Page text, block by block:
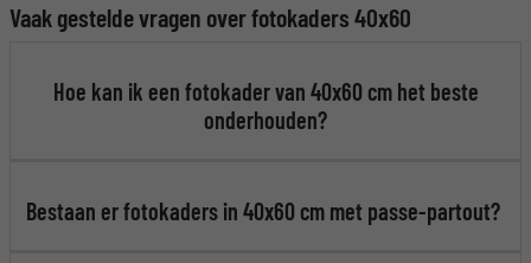
Vaak gestelde vragen over fotokaders 40x60
Hoe kan ik een fotokader van 40x60 cm het beste
onderhouden?
Bestaan er fotokaders in 40x60 cm met passe-partout?